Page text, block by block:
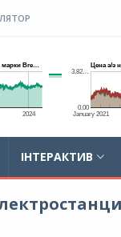
ІНТЕРАКТИВ